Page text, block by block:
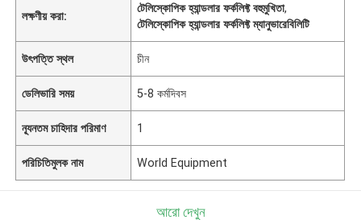
লক্ষণীয় করা:
টেলিস্কোপিক হ্যান্ডলার ফর্কলিফ্ট বহুমুখিতা,
টেলিস্কোপিক হ্যান্ডলার ফর্কলিফ্ট ম্যানুভারেবিলিটি
উৎপত্তি স্থল চীন
ডেলিভারি সময় 5-8 কর্মদিবস
ন্যূনতম চাহিদার পরিমাণ 1
পরিচিতিমুলক নাম World Equipment
আরো দেখুন